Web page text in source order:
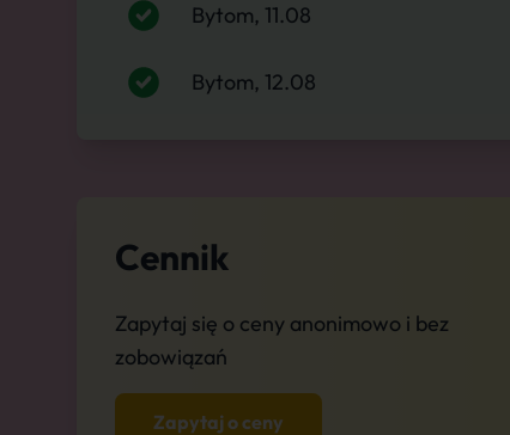
Bytom, 11.08
Bytom, 12.08
Cennik
Zapytaj się o ceny anonimowo i bez
zobowiązań
Zapytaj o ceny